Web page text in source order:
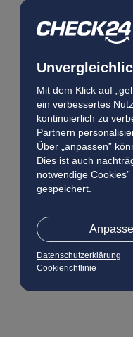
Mit dem Klick auf
ein verbessertes
kontinuierlich zu
Partnern
Über „anpassen”
Dies ist auch
notwendige
gespeichert.
Datenschutzerklärung
Cookierichtlinie